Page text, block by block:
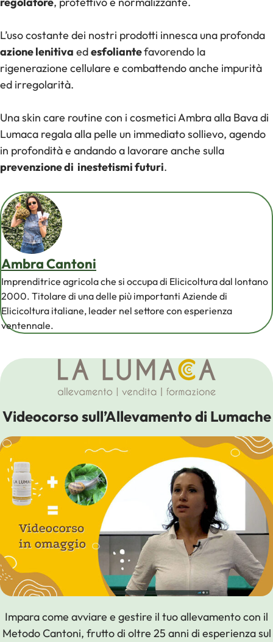
L’uso costante dei nostri prodotti innesca una profonda
azione lenitiva edesfoliantefavorendo la
rigenerazione cellulare e combattendo anche impurità
ed irregolarità.
Una skin care routine con i cosmetici Ambra alla Bava di
Lumaca regala alla pelle un immediato sollievo, agendo
in profondità e andando a lavorare anche sulla
prevenzione di inestetismi futuri.
Ambra Cantoni
Imprenditrice agricola che si occupa di Elicicoltura dal lontano
2000. Titolare di una delle più importanti Aziende di
Elicicoltura italiane, leader nel settore con esperienza
ventennale.
Videocorso sull’Allevamento di Lumache
Impara come avviare e gestire il tuo allevamento con il
Metodo Cantoni, frutto di oltre 25 anni di esperienza sul